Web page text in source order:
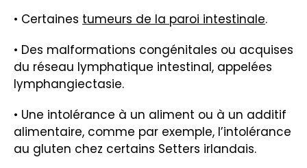
• Certaines tumeurs de la paroi intestinale.
• Des malformations congénitales ou acquises
du réseau lymphatique intestinal, appelées
lymphangiectasie.
• Une intolérance à un aliment ou à un additif
alimentaire, comme par exemple, l’intolérance
au gluten chez certains Setters irlandais.